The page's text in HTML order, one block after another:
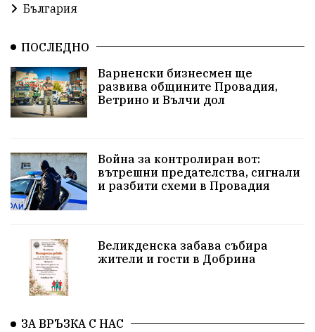
Развитие на града
Знак за европейско наследство
управлението на Провадия Общински съвет
Сигнали Посещението на Бойко Борисов
Използва ли се за кампания? Екология
Райско кътче
XXIX НК „Светослав Обретенов“ Млади таланти
Великденска забава
България
ПОСЛЕДНО
Варненски бизнесмен ще
развива общините Провадия,
Ветрино и Вълчи дол
Война за контролиран вот:
вътрешни предателства, сигнали
и разбити схеми в Провадия
Великденска забава събира
жители и гости в Добрина
ЗА ВРЪЗКА С НАС